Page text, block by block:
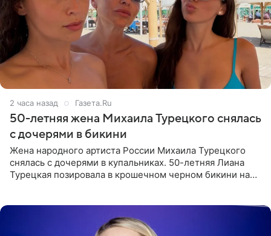
2 часа назад Газета.Ru
50-летняя жена Михаила Турецкого снялась
с дочерями в бикини
Жена народного артиста России Михаила Турецкого
снялась с дочерями в купальниках. 50-летняя Лиана
Турецкая позировала в крошечном черном бикини на